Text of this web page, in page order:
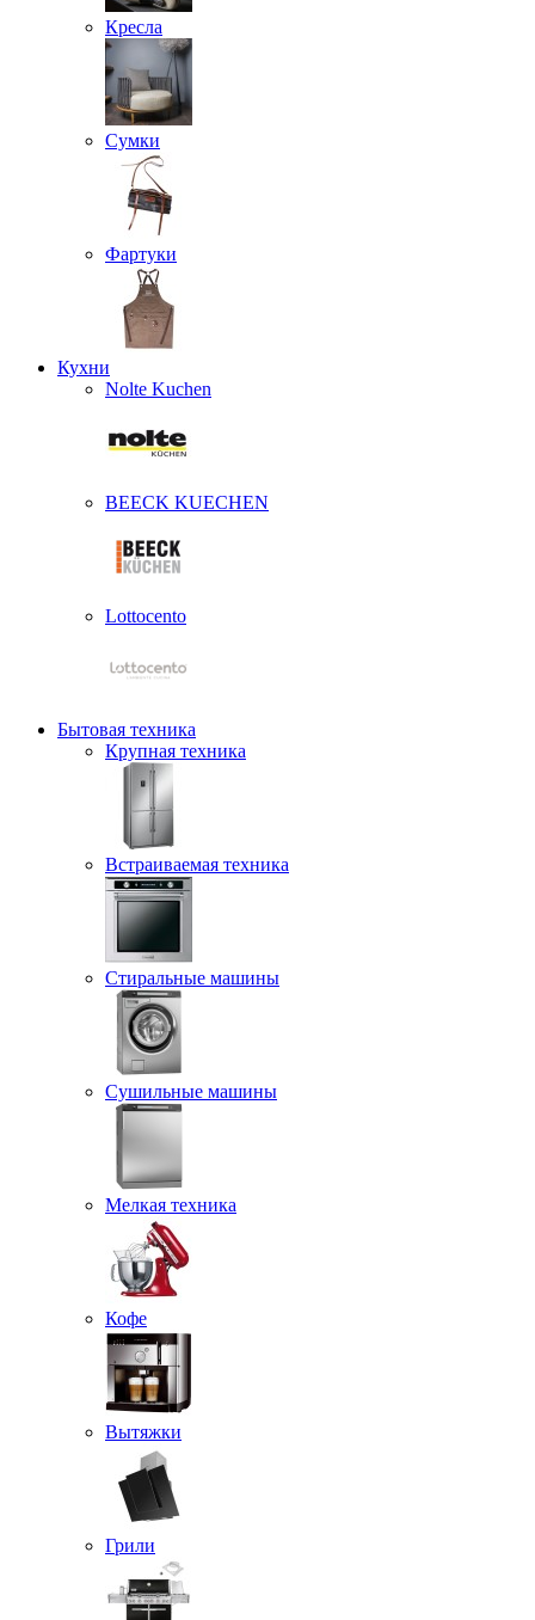
Кресла
Сумки
Фартуки
Кухни
Nolte Kuchen
BEECK KUECHEN
Lottocento
Бытовая техника
Крупная техника
Встраиваемая техника
Стиральные машины
Сушильные машины
Мелкая техника
Кофе
Вытяжки
Грили